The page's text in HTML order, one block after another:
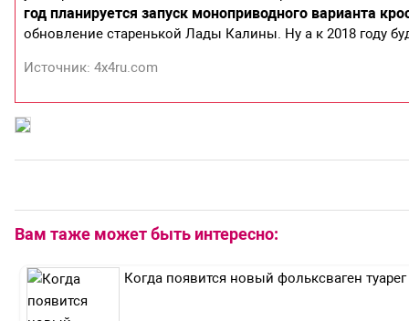
год планируется запуск моноприводного варианта
обновление старенькой Лады Калины. Ну а к 2018 году
Источник: 4x4ru.com
Вам таже может быть интересно:
Когда появится новый фольксваген туарег